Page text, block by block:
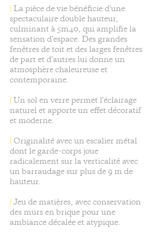
La pièce de vie bénéficie d'une
spectaculaire double hauteur,
culminant à 5m40, qui amplifie la
sensation d'espace. Des grandes
fenêtres de toit et des larges fenêtres
de part et d'autres lui donne un
atmosphère chaleureuse et
contemporaine.
Un sol en verre permet l'éclairage
naturel et apporte un effet décoratif
et moderne.
Originalité avec un escalier métal
dont le garde-corps joue
radicalement sur la verticalité avec
un barraudage sur plus de 9 m de
hauteur.
Jeu de matières, avec conservation
des murs en brique pour une
ambiance décalée et atypique.